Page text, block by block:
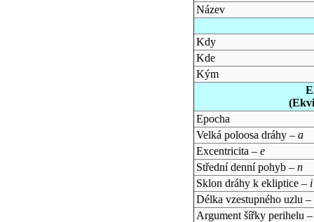
Název
Kdy
Kde
Kým
Epocha
Velká poloosa dráhy – a
Excentricita – e
Střední denní pohyb – n
Sklon dráhy k ekliptice – i
Délka vzestupného uzlu –
Argument šířky perihelu